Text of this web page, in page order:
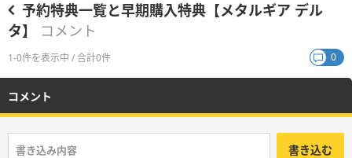
予約特典一覧と早期購入特典【メタルギア デル
タ】
コメント
1-0件を表示中 / 合計0件 0
コメント
書き込む